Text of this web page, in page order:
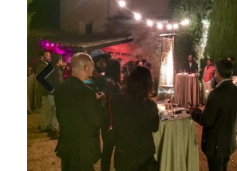
Previ
ous